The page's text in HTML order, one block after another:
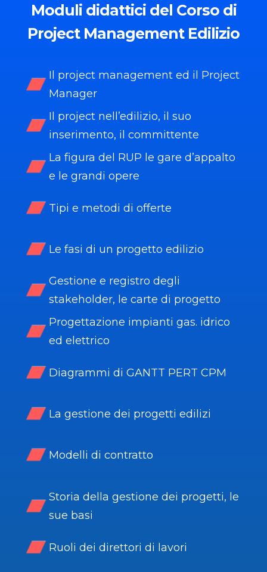
Modulididattici del Corso di
Project Management Edilizio
Il project management ed il Project
Manager
Il project nell’edilizio, il suo
inserimento, il committente
La figura del RUP le gare d’appalto
e le grandi opere
Tipi e metodi di offerte
Le fasi di un progetto edilizio
Gestione e registro degli
stakeholder, le carte di progetto
Progettazione impianti gas. idrico
ed elettrico
Diagrammi di GANTT PERT CPM
La gestione dei progetti edilizi
Modelli di contratto
Storia della gestione dei progetti, le
sue basi
Ruoli dei direttori di lavori